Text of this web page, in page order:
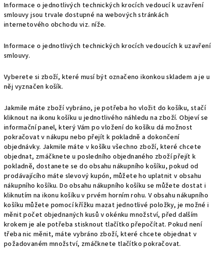
Informace o jednotlivých technických krocích vedoucí k uzavření
smlouvy jsou trvale dostupné na webových stránkách
internetového obchodu viz. níže.
Informace o jednotlivých technických krocích vedoucích k uzavření
smlouvy.
Vyberete si zboží, které musí být označeno ikonkou skladem a je u
něj vyznačen košík.
Jakmile máte zboží vybráno, je potřeba ho vložit do košíku, stačí
kliknout na ikonu košíku u jednotlivého náhledu na zboží. Objeví se
informační panel, který Vám po vložení do košíku dá možnost
pokračovat v nákupu nebo přejít k pokladně a dokončení
objednávky. Jakmile máte v košíku všechno zboží, které chcete
objednat, zmáčknete u posledního objednaného zboží přejít k
pokladně, dostanete se do obsahu nákupního košíku, pokud od
prodávajícího máte slevový kupón, můžete ho uplatnit v obsahu
nákupního košíku. Do obsahu nákupního košíku se můžete dostat i
kliknutím na ikonu košíku v prvém horním rohu. V obsahu nákupního
košíku můžete pomocí křížku mazat jednotlivé položky, je možné i
měnit počet objednaných kusů v okénku množství, před dalším
krokem je ale potřeba stisknout tlačítko přepočítat. Pokud není
třeba nic měnit, máte vybráno zboží, které chcete objednat v
požadovaném množství, zmáčknete tlačítko pokračovat.